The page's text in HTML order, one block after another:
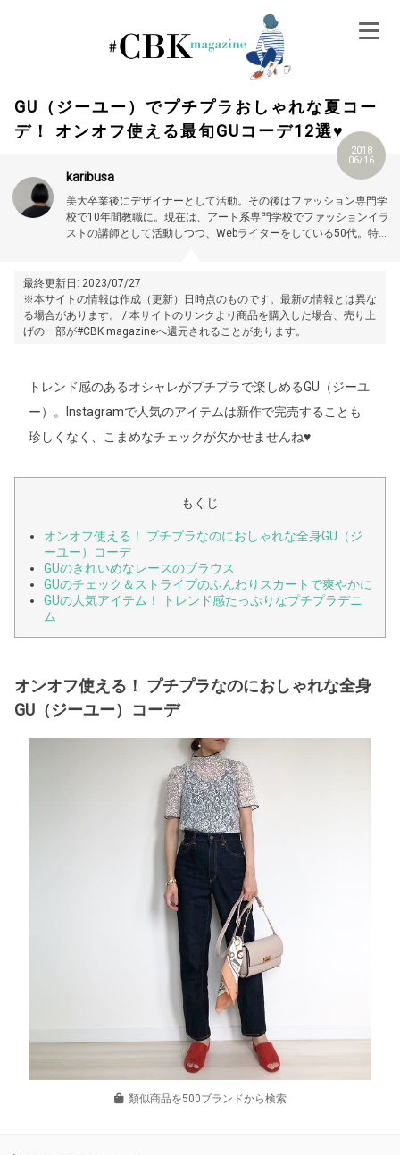
GU（ジーユー）でプチプラおしゃれな夏コー
デ！ オンオフ使える最旬GUコーデ12選♥
2018
06/16
karibusa
美大卒業後にデザイナーとして活動。その後はファッション専門学
校で10年間教職に。現在は、アート系専門学校でファッションイラ
ストの講師として活動しつつ、Webライターをしている50代。特に
最終更新日: 2023/07/27
※本サイトの情報は作成（更新）日時点のものです。最新の情報とは異な
る場合があります。 / 本サイトのリンクより商品を購入した場合、売り上
げの一部が#CBK magazineへ還元されることがあります。
トレンド感のあるオシャレがプチプラで楽しめるGU（ジーユ
ー）。Instagramで人気のアイテムは新作で完売することも
珍しくなく、こまめなチェックが欠かせませんね♥
もくじ
オンオフ使える！ プチプラなのにおしゃれな全身GU（ジ
ーユー）コーデ
GUのきれいめなレースのブラウス
GUのチェック＆ストライプのふんわりスカートで爽やかに
GUの人気アイテム！ トレンド感たっぷりなプチプラデニ
ム
オンオフ使える！ プチプラなのにおしゃれな全身
GU（ジーユー）コーデ
類似商品を500ブランドから検索